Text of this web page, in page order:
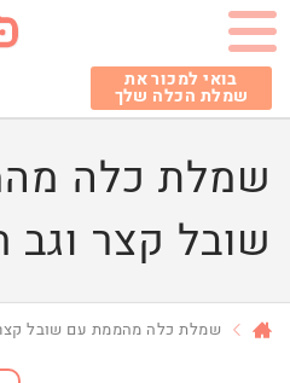
בואי למכור את
שמלת הכלה שלך
שמלת כלה
שובל קצר וגב
שמלת כלה מהממת עם שובל